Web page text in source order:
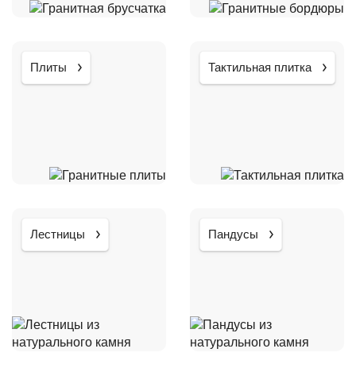
Плиты Тактильная плитка
Лестницы Пандусы